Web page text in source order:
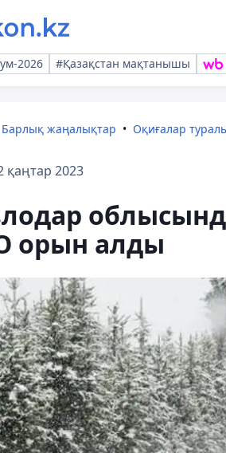
2026 #Қазақстан мақтанышы
Барлық жаңалықтар Оқиғалар
қаңтар 2023
орын алды